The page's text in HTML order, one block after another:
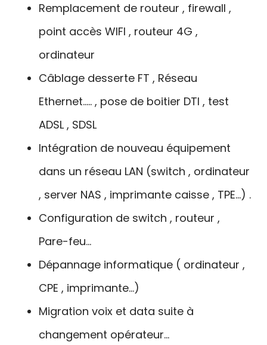
Remplacement de routeur , firewall ,
point accès WIFI , routeur 4G ,
ordinateur
Câblage desserte FT , Réseau
Ethernet….. , pose de boitier DTI , test
ADSL , SDSL
Intégration de nouveau équipement
dans un réseau LAN (switch , ordinateur
, server NAS , imprimante caisse , TPE…) .
Configuration de switch , routeur ,
Pare-feu…
Dépannage informatique ( ordinateur ,
CPE , imprimante…)
Migration voix et data suite à
changement opérateur…